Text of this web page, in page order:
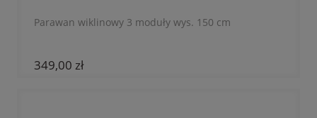
Parawan wiklinowy 3 moduły wys. 150 cm
349,00 zł